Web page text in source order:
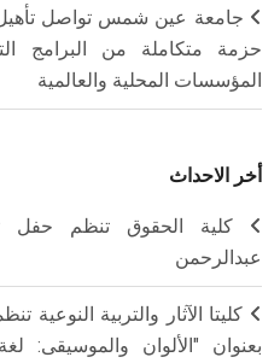
جامعة عين شمس تواصل
حزمة متكاملة من البرامج
المؤسسات المحلية والعالمية
أخر الاحداث
كلية الحقوق تنظم حفل
عبدالرحمن
كليتا الآثار والتربية النوعية
بعنوان "الألوان والموسيقى: